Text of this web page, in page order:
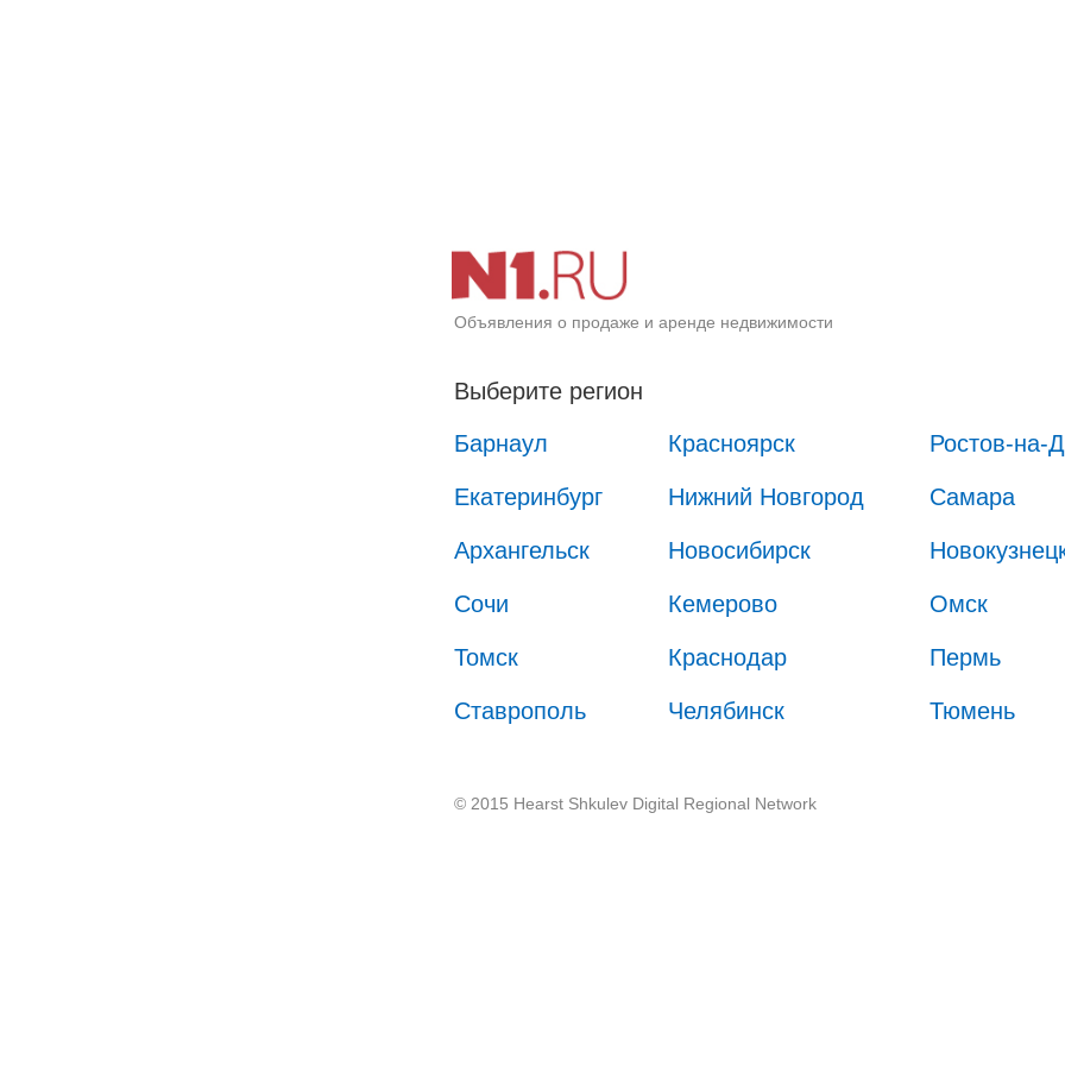
Объявления о продаже и аренде недвижимости
Выберите регион
Барнаул
Красноярск Ростов-на-
Екатеринбург Нижний Новгород Самара
Архангельск Новосибирск
Сочи Кемерово Омск
Томск Краснодар Пермь
Ставрополь Челябинск Тюмень
© 2015 Hearst Shkulev Digital Regional Network